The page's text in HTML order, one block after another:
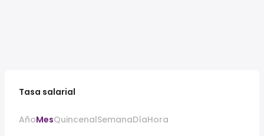
Tasa salarial
AñoMesQuincenalSemanaDíaHora